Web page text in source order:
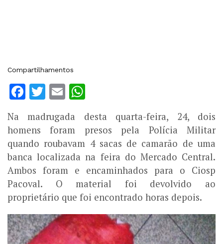
Compartilhamentos
Facebook
Twitter
Email
Na madrugada desta quarta-feira, 24, dois
homens foram presos pela Polícia Militar
quando roubavam 4 sacas de camarão de uma
banca localizada na feira do Mercado Central.
Ambos foram e encaminhados para o Ciosp
Pacoval. O material foi devolvido ao
proprietário que foi encontrado horas depois.